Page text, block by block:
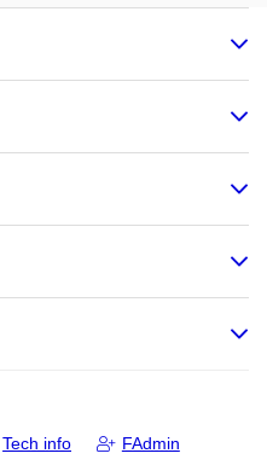
Tech info FAdmin